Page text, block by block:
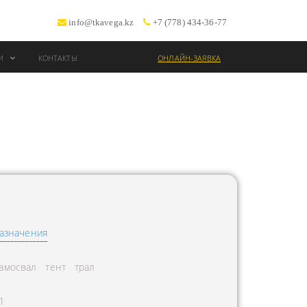
info@tkavega.kz +7 (778) 434-36-77
КОНТАКТЫ ОНЛАЙН-ЗАЯВКА
тент трал